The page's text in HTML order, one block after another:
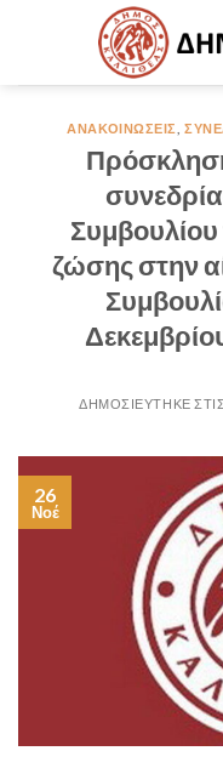
ΑΝΑΚΟΙΝΏΣΕΙΣ ,
Συμβουλίου
ζώσης στην
26
Νοέ